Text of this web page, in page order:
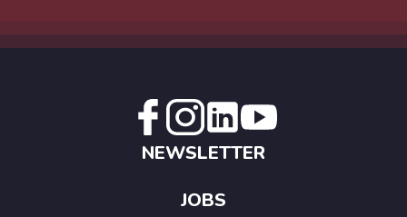
NEWSLETTER
JOBS